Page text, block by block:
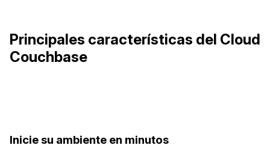
Principales características del Cloud
Couchbase
Inicie su ambiente en minutos